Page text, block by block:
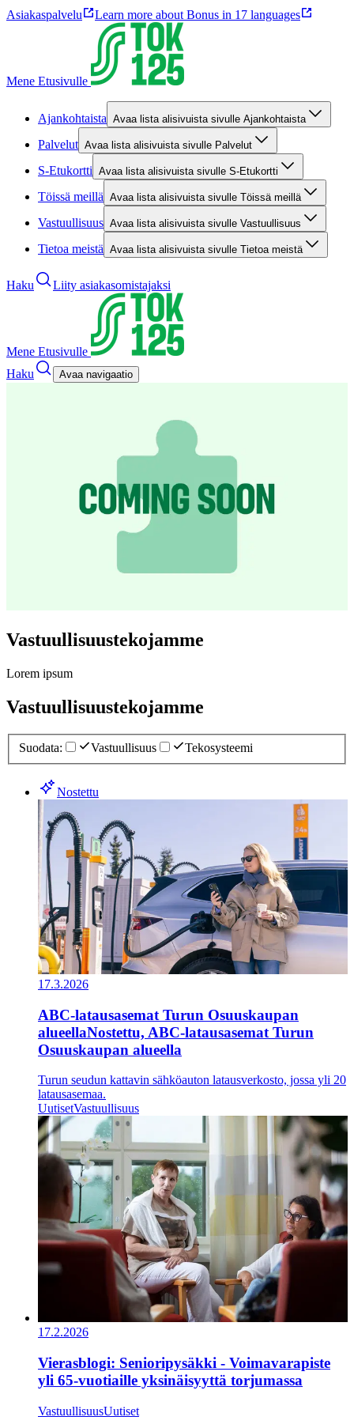
Asiakaspalvelu Learn more about Bonus in 17 languages
Mene Etusivulle
Ajankohtaista Avaa lista alisivuista sivulle Ajankohtaista
Palvelut Avaa lista alisivuista sivulle Palvelut
S-Etukortti Avaa lista alisivuista sivulle S-Etukortti
Töissä meillä Avaa lista alisivuista sivulle Töissä meillä
Vastuullisuus Avaa lista alisivuista sivulle Vastuullisuus
Tietoa meistä Avaa lista alisivuista sivulle Tietoa meistä
Haku Liity asiakasomistajaksi
Mene Etusivulle
Haku
Avaa navigaatio
Vastuullisuustekojamme
Lorem ipsum
Vastuullisuustekojamme
Suodata: Vastuullisuus Tekosysteemi
Nostettu
17.3.2026
ABC-latausasemat Turun Osuuskaupan
alueellaNostettu, ABC-latausasemat Turun
Osuuskaupan alueella
Turun seudun kattavin sähköauton latausverkosto, jossa yli 20
latausasemaa.
UutisetVastuullisuus
17.2.2026
Vierasblogi: Senioripysäkki - Voimavarapiste
yli 65-vuotiaille yksinäisyyttä torjumassa
VastuullisuusUutiset